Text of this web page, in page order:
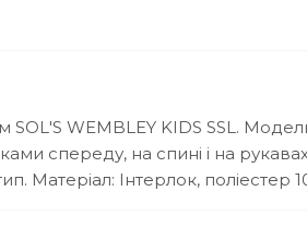
WEMBLEY KIDS SSL.
спереду, на спині і на
Матеріал: Інтерлок, поліестер